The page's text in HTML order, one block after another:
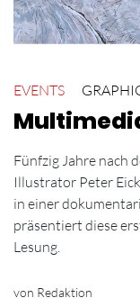
EVENTS
Fünfzig Jahre nach
Illustrator Peter
in einer
präsentiert diese
Lesung.
von Redaktion